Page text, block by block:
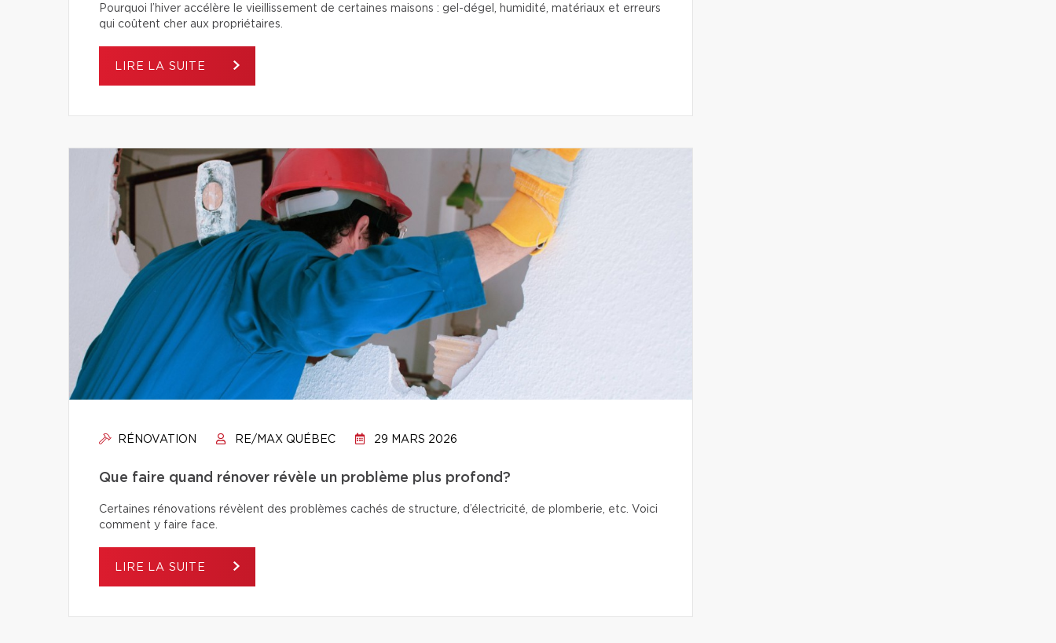
Pourquoi l’hiver accélère le vieillissement de certaines maisons : gel-dégel, humidité, matériaux et erreurs
qui coûtent cher aux propriétaires.
LIRE LA SUITE
RÉNOVATION RE/MAX QUÉBEC 29 MARS 2026
Que faire quand rénover révèle un problème plus profond?
Certaines rénovations révèlent des problèmes cachés de structure, d’électricité, de plomberie, etc. Voici
comment y faire face.
LIRE LA SUITE